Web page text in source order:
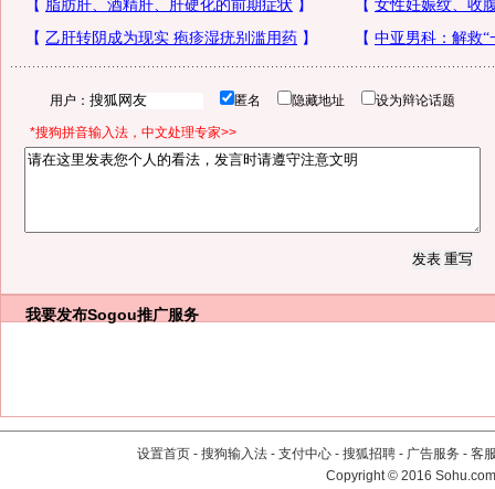
用户： 匿名 隐藏地址 设为辩论话题
*搜狗拼音输入法，中文处理专家>>
我要发布Sogou推广服务
设置首页 - 搜狗输入法 - 支付中心 - 搜狐招聘 - 广告服务 - 客
Copyright©2016